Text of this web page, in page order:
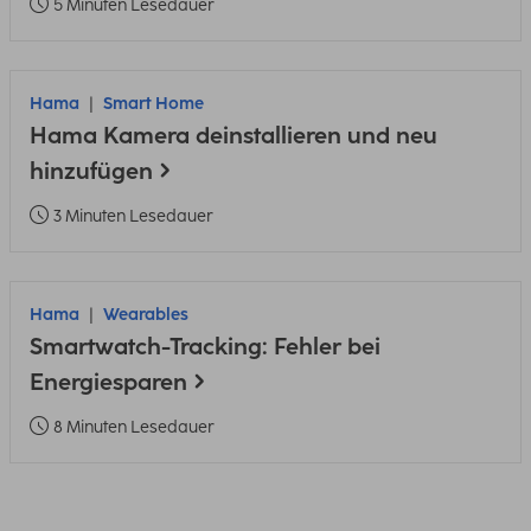
5 Minuten Lesedauer
Hama Smart Home
Hama Kamera deinstallieren und neu
hinzufügen
3 Minuten Lesedauer
Hama Wearables
Smartwatch-Tracking: Fehler bei
Energiesparen
8 Minuten Lesedauer